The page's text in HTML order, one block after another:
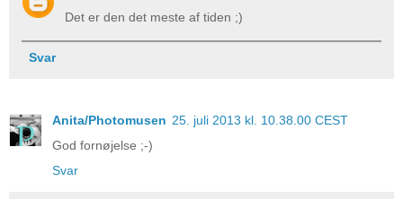
Det er den det meste af tiden ;)
Svar
Anita/Photomusen 25. juli 2013 kl. 10.38.00 CEST
God fornøjelse ;-)
Svar